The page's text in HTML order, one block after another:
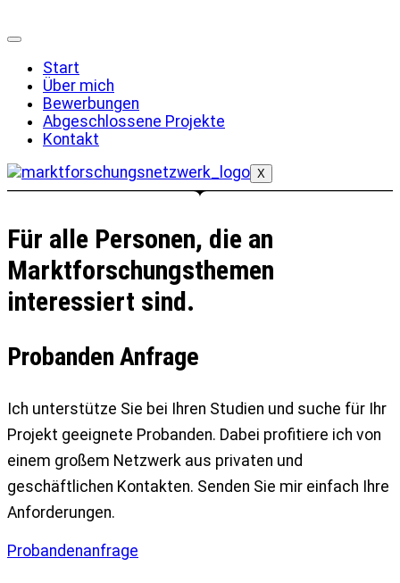
Start
Über mich
Bewerbungen
Abgeschlossene Projekte
Kontakt
X
Für alle Personen, die an
Marktforschungsthemen
interessiert sind.
Probanden Anfrage
Ich unterstütze Sie bei Ihren Studien und suche für Ihr
Projekt geeignete Probanden. Dabei profitiere ich von
einem großem Netzwerk aus privaten und
geschäftlichen Kontakten. Senden Sie mir einfach Ihre
Anforderungen.
Probandenanfrage